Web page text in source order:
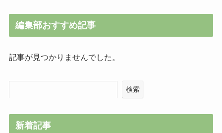
編集部おすすめ記事
記事が見つかりませんでした。
検索
新着記事